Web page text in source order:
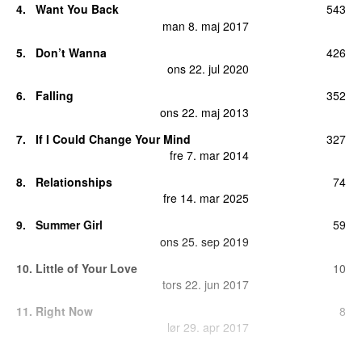
4.
Want You Back
man 8. maj 2017
543
5.
Don’t Wanna
ons 22. jul 2020
426
6.
Falling
ons 22. maj 2013
352
7.
If I Could Change Your Mind
fre 7. mar 2014
327
8.
Relationships
fre 14. mar 2025
74
9.
Summer Girl
ons 25. sep 2019
59
10. Little of Your Love
tors 22. jun 2017
10
11. Right Now
lør 29. apr 2017
8